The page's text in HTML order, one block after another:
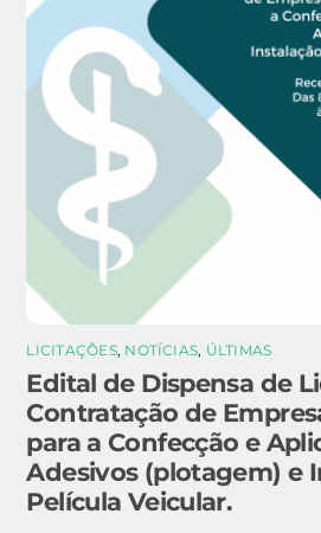
LICITAÇÕES, NOTÍCIAS, ÚLTIMAS
Edital de Dispensa de
Contratação de
para a Confecção e
Adesivos (plotagem) e
Película Veicular.